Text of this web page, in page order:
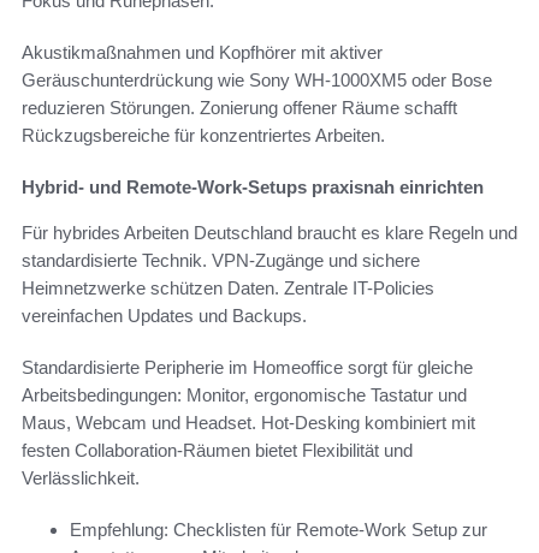
Akustikmaßnahmen und Kopfhörer mit aktiver
Geräuschunterdrückung wie Sony WH-1000XM5 oder Bose
reduzieren Störungen. Zonierung offener Räume schafft
Rückzugsbereiche für konzentriertes Arbeiten.
Hybrid- und Remote-Work-Setups praxisnah einrichten
Für hybrides Arbeiten Deutschland braucht es klare Regeln und
standardisierte Technik. VPN-Zugänge und sichere
Heimnetzwerke schützen Daten. Zentrale IT-Policies
vereinfachen Updates und Backups.
Standardisierte Peripherie im Homeoffice sorgt für gleiche
Arbeitsbedingungen: Monitor, ergonomische Tastatur und
Maus, Webcam und Headset. Hot-Desking kombiniert mit
festen Collaboration-Räumen bietet Flexibilität und
Verlässlichkeit.
Empfehlung: Checklisten für Remote-Work Setup zur